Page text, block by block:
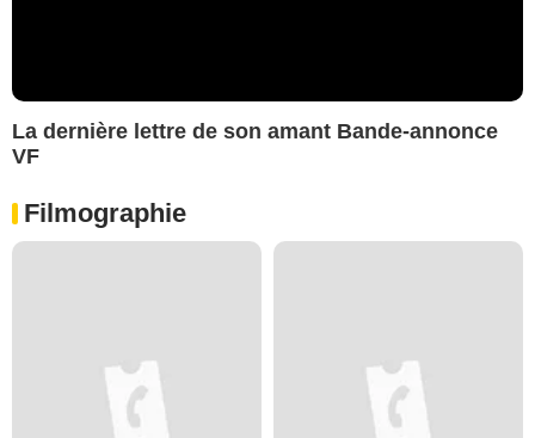
La dernière lettre de son amant Bande-annonce
VF
Filmographie